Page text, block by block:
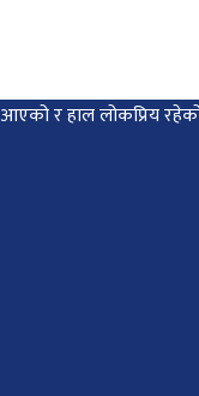
आएको र हाल लोकप्रिय